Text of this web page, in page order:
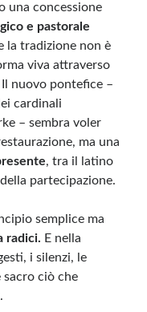
una concessione
e pastorale
la tradizione non è
viva attraverso
nuovo pontefice –
cardinali
– sembra voler
ma una
, tra il latino
partecipazione.
semplice ma
radici. E nella
i silenzi, le
sacro ciò che